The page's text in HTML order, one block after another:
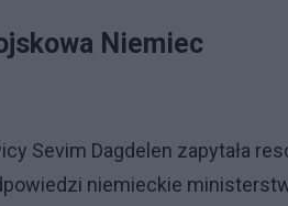
Niemiec
Sevim Dagdelen zapytała
niemieckie